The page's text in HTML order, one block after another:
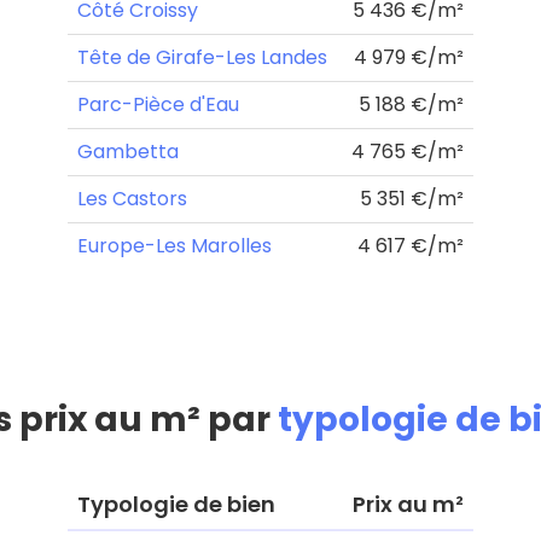
Côté Croissy
5 436 €/m²
Tête de Girafe-Les Landes
4 979 €/m²
Parc-Pièce d'Eau
5 188 €/m²
Gambetta
4 765 €/m²
Les Castors
5 351 €/m²
Europe-Les Marolles
4 617 €/m²
prix au m² partypologie de
Typologie de bien Prix au m²